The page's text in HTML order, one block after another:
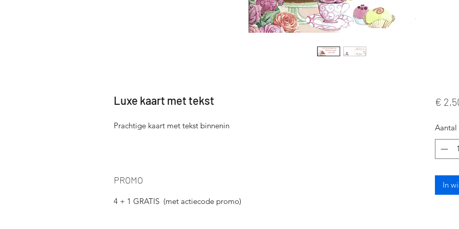
Luxe kaart met tekst
Prachtige kaart met tekst binnenin
PROMO
4 + 1 GRATIS (met actiecode promo)
€
Aantal
In